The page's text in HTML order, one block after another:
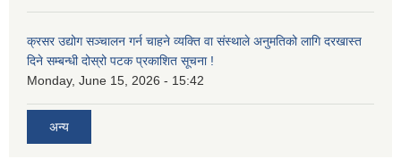
क्रसर उद्योग सञ्चालन गर्न चाहने व्यक्ति वा संस्थाले अनुमतिको लागि दरखास्त
दिने सम्बन्धी दोस्रो पटक प्रकाशित सूचना !
Monday, June 15, 2026 - 15:42
अन्य